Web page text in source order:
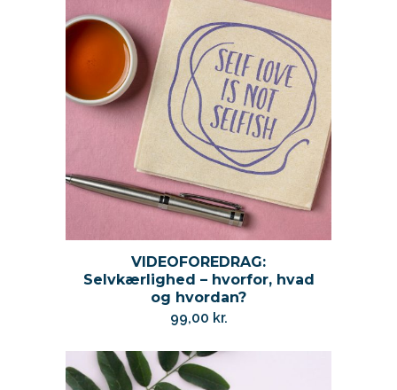
var:
1.047,00 kr..
er:
797,00 kr..
VIDEOFOREDRAG:
Selvkærlighed – hvorfor, hvad
og hvordan?
99,00 kr.